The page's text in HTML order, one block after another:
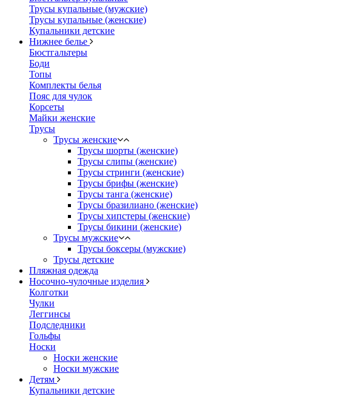
Трусы купальные (мужские)
Трусы купальные (женские)
Купальники детские
Нижнее белье
Бюстгальтеры
Боди
Топы
Комплекты белья
Пояс для чулок
Корсеты
Майки женские
Трусы
Трусы женские
Трусы шорты (женские)
Трусы слипы (женские)
Трусы стринги (женские)
Трусы брифы (женские)
Трусы танга (женские)
Трусы бразилиано (женские)
Трусы хипстеры (женские)
Трусы бикини (женские)
Трусы мужские
Трусы боксеры (мужские)
Трусы детские
Пляжная одежда
Носочно-чулочные изделия
Колготки
Чулки
Леггинсы
Подследники
Гольфы
Носки
Носки женские
Носки мужские
Детям
Купальники детские